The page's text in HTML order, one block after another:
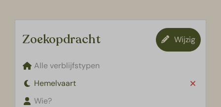
Zoekopdracht Wijzig
Alle verblijfstypen
Hemelvaart
Wie?